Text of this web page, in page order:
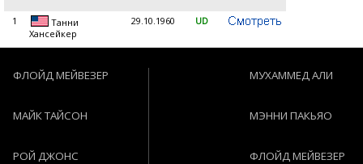
1
Танни
Хансейкер
29.10.1960 UD
ФЛОЙД МЕЙВЕЗЕР
МАЙК ТАЙСОН
РОЙ ДЖОНС
МУХАММЕД АЛИ
МЭННИ ПАКЬЯО
ФЛОЙД МЕЙВЕЗЕР